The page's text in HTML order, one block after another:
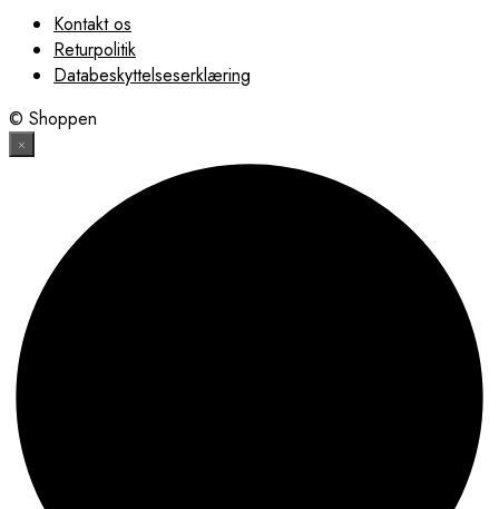
Kontakt os
Returpolitik
Databeskyttelseserklæring
© Shoppen
×